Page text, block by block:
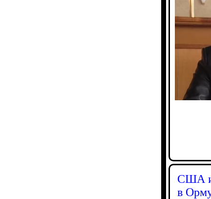
США
в